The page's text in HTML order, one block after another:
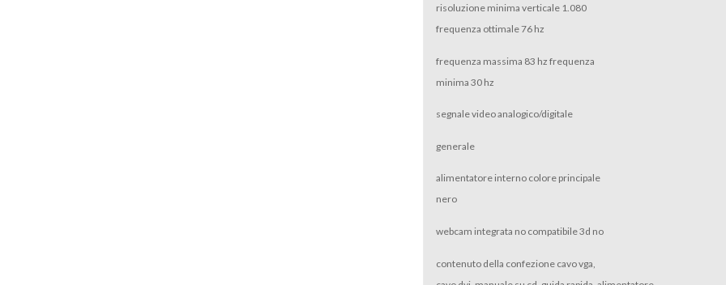
risoluzione minima verticale 1.080
frequenza ottimale 76 hz
frequenza massima 83 hz frequenza
minima 30 hz
segnale video analogico/digitale
generale
alimentatore interno colore principale
nero
webcam integrata no compatibile 3d no
contenuto della confezione cavo vga,